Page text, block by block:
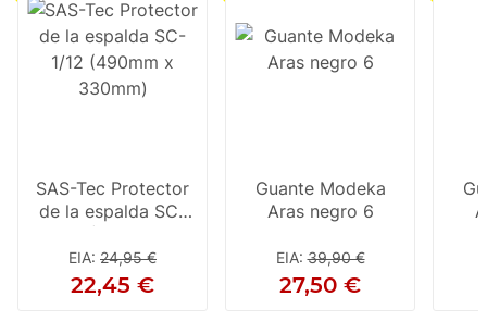
SAS-Tec Protector
de la espalda SC-
330mm)
EIA: 24,95 €
22,45 €
Guante Modeka
Aras negro 6
EIA:39,90 €
27,50 €